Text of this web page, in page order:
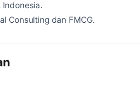
Indonesia.
Consulting dan FMCG.